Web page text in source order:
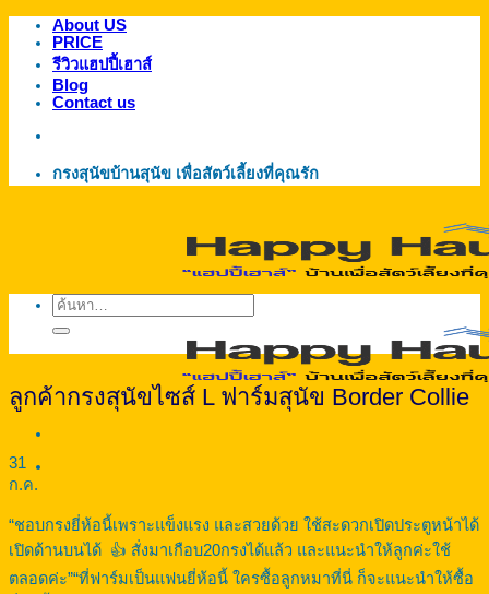
ข้าม
เนื้อหา
About US
PRICE
รีวิวแฮปปี้เฮาส์
Blog
Contact us
กรงสุนัขบ้านสุนัข เพื่อสัตว์เลี้ยงที่คุณรัก
ค้นหา:
ลูกค้ากรงสุนัขไซส์ L ฟาร์มสุนัข Border Collie
31
ก.ค.
“ชอบกรงยี่ห้อนี้เพราะแข็งแรง และสวยด้วย ใช้สะดวกเปิดประตูหน้าได้
เปิดด้านบนได้ 👍 สั่งมาเกือบ20กรงได้แล้ว และแนะนำให้ลูกค่ะใช้
ตลอดค่ะ”“ที่ฟาร์มเป็นแฟนยี่ห้อนี้ ใครซื้อลูกหมาที่นี่ ก็จะแนะนำให้ซื้อ